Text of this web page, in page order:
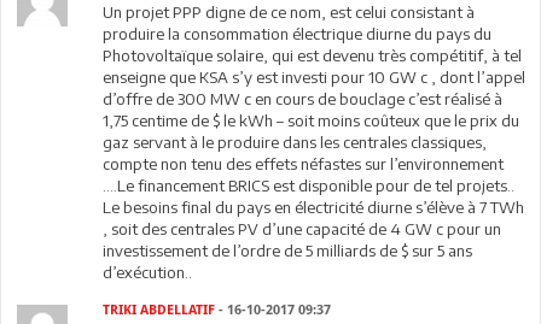
Un projet PPP digne de ce nom, est celui consistant à
produire la consommation électrique diurne du pays du
Photovoltaïque solaire, qui est devenu très compétitif, à tel
enseigne que KSA s’y est investi pour 10 GW c , dont l’appel
d’offre de 300 MW c en cours de bouclage c’est réalisé à
1,75 centime de $ le kWh – soit moins coûteux que le prix du
gaz servant à le produire dans les centrales classiques,
compte non tenu des effets néfastes sur l’environnement
….Le financement BRICS est disponible pour de tel projets..
Le besoins final du pays en électricité diurne s’élève à 7 TWh
, soit des centrales PV d’une capacité de 4 GW c pour un
investissement de l’ordre de 5 milliards de $ sur 5 ans
d’exécution..
TRIKI ABDELLATIF - 16-10-2017 09:37